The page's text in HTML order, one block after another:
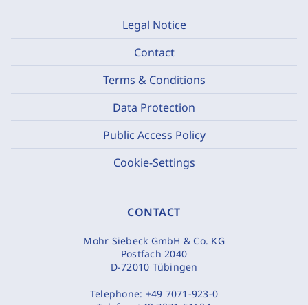
Legal Notice
Contact
Terms & Conditions
Data Protection
Public Access Policy
Cookie-Settings
CONTACT
Mohr Siebeck GmbH & Co. KG
Postfach 2040
D-72010 Tübingen
Telephone: +49 7071-923-0